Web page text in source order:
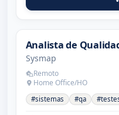
Analista de
Sysmap
Remoto
Home Office/HO
#sistemas #qa